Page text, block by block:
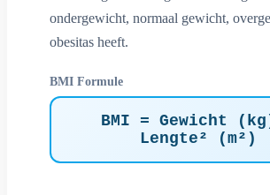
ondergewicht, normaal gewicht,
obesitas heeft.
BMI Formule
BMI = Gewicht
Lengte² (m²)